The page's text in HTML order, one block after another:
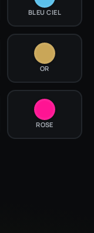
BLEU CIEL
OR
ROSE